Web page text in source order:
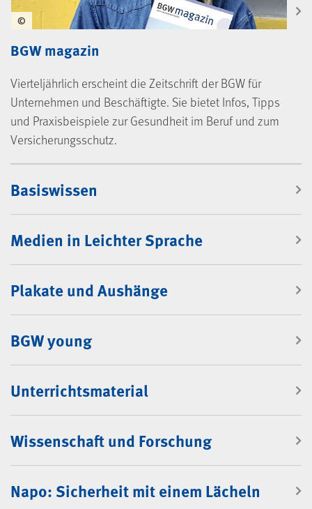
BGW magazin
Vierteljährlich erscheint die Zeitschrift der BGW für
Unternehmen und Beschäftigte. Sie bietet Infos, Tipps
und Praxisbeispiele zur Gesundheit im Beruf und zum
Versicherungsschutz.
©
Basiswissen
Medien in Leichter Sprache
Plakate und Aushänge
BGW young
Unterrichtsmaterial
Wissenschaft und Forschung
Napo: Sicherheit mit einem Lächeln